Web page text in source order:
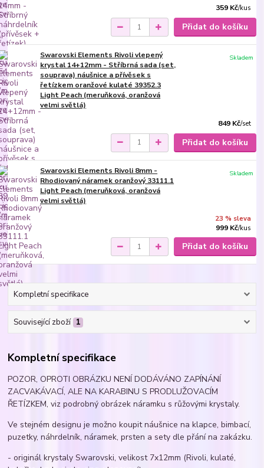
359 Kč/kus
Přidat do košíku
Swarovski Elements Rivoli vlepený
krystal 14+12mm - Stříbrná sada (set,
souprava) náušnice a přívěsek s
řetízkem oranžové kulaté 39352.3
Light Peach (meruňková, oranžová
velmi světlá)
849 Kč/set
Skladem
Přidat do košíku
Swarovski Elements Rivoli 8mm -
Rhodiovaný náramek oranžový 33111.1
Light Peach (meruňková, oranžová
velmi světlá)
23 % sleva
999 Kč/kus
Skladem
Přidat do košíku
Kompletní specifikace
Související zboží 1
Kompletní specifikace
POZOR, OPROTI OBRÁZKU NENÍ DODÁVÁNO ZAPÍNÁNÍ
ZACVAKÁVACÍ, ALE NA KARABINU S PRODLUŽOVACÍM
ŘETÍZKEM, viz podrobný obrázek náramku s růžovými krystaly.
Ve stejném designu je možno koupit náušnice na klapce, bimbací,
puzetky, náhrdelník, náramek, prsten a sety dle přání na zakázku.
- originál krystaly Swarovski, velikost 7x12mm (Rivoli, kulaté,